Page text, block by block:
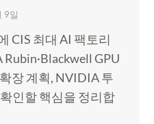
9일
CIS 최대 AI 팩토리
GPU
장 계획, NVIDIA 투
인할 핵심을 정리합